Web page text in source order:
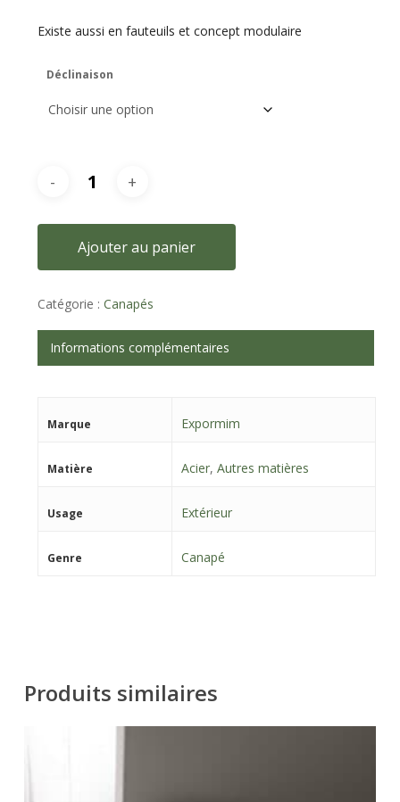
Existe aussi en fauteuils et concept modulaire
Déclinaison
Ajouter au panier
Catégorie : Canapés
Informations complémentaires
Marque Expormim
Matière Acier, Autres matières
Usage Extérieur
Genre Canapé
Produits similaires